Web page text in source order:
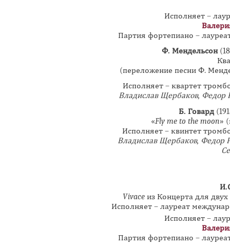
Исполняет –
Партия фортепиано –
Ф. Мендельсон
(переложение песни Ф.
Исполняет – квартет
Владислав Щербаков, Федор
Б. Говард
«Fly me to the moon»
Исполняет – квинтет
Владислав Щербаков, Федор
Vivace из Концерта для
Исполняет – лауреат
Исполняет –
Партия фортепиано –